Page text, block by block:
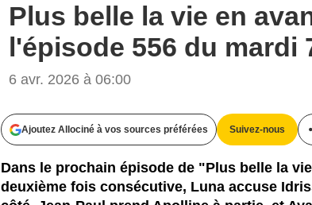
Plus belle la vie en
l'épisode 556 du mardi
6 avr. 2026 à 06:00
Ajoutez Allociné à vos sources préférées Suivez-nous
Dans le prochain épisode de "Plus belle la
deuxième fois consécutive, Luna accuse